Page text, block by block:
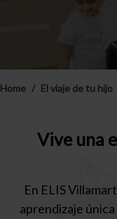
Home El viaje de tu hijo
Vive una
En ELIS
aprendizaje